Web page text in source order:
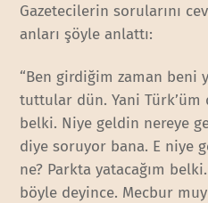
Gazetecilerin sorularını
anları şöyle anlattı:
“Ben girdiğim zaman beni
tuttular dün. Yani Türk’üm
belki. Niye geldin nereye
diye soruyor bana. E niye
ne? Parkta yatacağım
böyle deyince. Mecbur